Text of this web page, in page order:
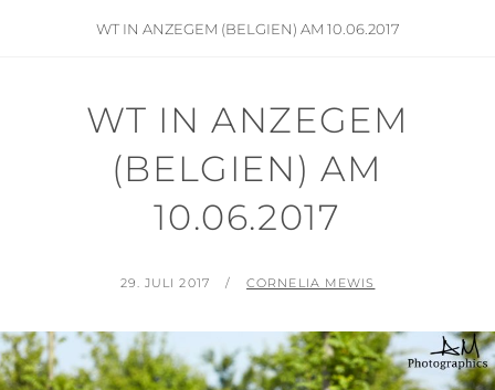
WT IN ANZEGEM (BELGIEN) AM 10.06.2017
WT IN ANZEGEM
(BELGIEN) AM
10.06.2017
POSTED
29. JULI 2017 BY
CORNELIA MEWIS